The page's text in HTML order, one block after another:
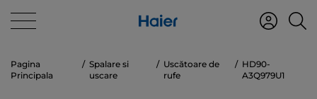
Pagina
Principala
Spalare si
uscare
Uscătoare de
rufe
HD90-
A3Q979U1